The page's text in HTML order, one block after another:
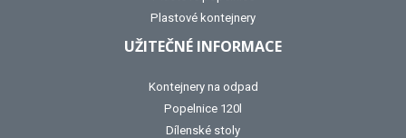
Plastové kontejnery
UŽITEČNÉ INFORMACE
Kontejnery na odpad
Popelnice 120l
Dílenské stoly